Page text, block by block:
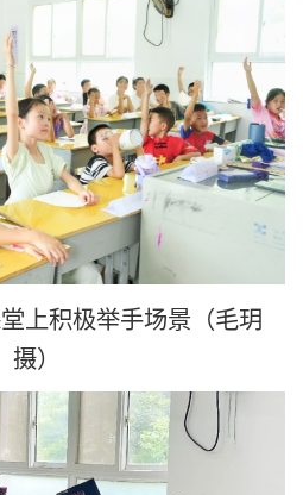
上积极举手场景（毛玥
摄）